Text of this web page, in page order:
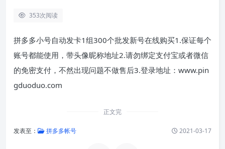
353次阅读
拼多多小号自动发卡1组300个批发新号在线购买1.保证每个
账号都能使用，带头像昵称地址2.请勿绑定支付宝或者微信
的免密支付，不然出现问题不做售后3.登录地址：www.pin
gduoduo.com
正文完
发表至： 拼多多帐号 2021-03-17